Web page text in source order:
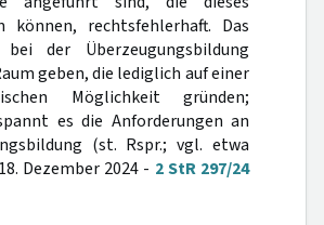
können, rechtsfehlerhaft. Das
der Überzeugungsbildung
geben, die lediglich auf einer
Möglichkeit gründen;
es die Anforderungen an
(st. Rspr.; vgl. etwa
Dezember 2024 - 2 StR 297/24